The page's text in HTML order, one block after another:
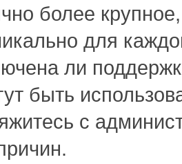
более
для
ли
быть
с